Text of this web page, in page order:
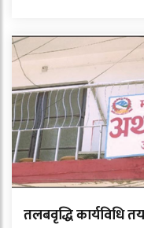
तलबवृद्धि कार्यविधि